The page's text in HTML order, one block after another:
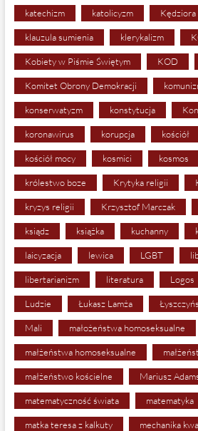
katechizm katolicyzm Kędziora
klauzula sumienia klerykalizm
Kobiety w Piśmie Świętym KOD
Komitet Obrony Demokracji
konserwatyzm konstytucja
koronawirus korupcja kościół
kościół mocy kosmici kosmos
królestwo boze Krytyka religii
kryzys religii Krzysztof Marczak
ksiądz książka kuchanny
laicyzacja lewica LGBT
libertarianizm literatura Logos
Ludzie Łukasz Lamża
Mali małożeństwa homoseksualne
małżeństwa homoseksualne
małżeństwo kościelne Mariusz
matematyczność świata matematyka
matka teresa z kalkuty mechanika